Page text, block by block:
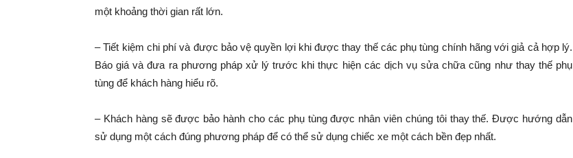
một khoảng thời gian rất lớn.
– Tiết kiệm chi phí và được bảo vệ quyền lợi khi được thay thế các phụ tùng chính hãng với giả cả hợp lý.
Báo giá và đưa ra phương pháp xử lý trước khi thực hiện các dịch vụ sửa chữa cũng như thay thế phụ
tùng để khách hàng hiểu rõ.
– Khách hàng sẽ được bảo hành cho các phụ tùng được nhân viên chúng tôi thay thế. Được hướng dẫn
sử dụng một cách đúng phương pháp để có thể sử dụng chiếc xe một cách bền đẹp nhất.